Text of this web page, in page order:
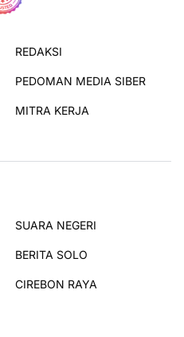
REDAKSI
PEDOMAN MEDIA SIBER
MITRA KERJA
SUARA NEGERI
BERITA SOLO
CIREBON RAYA